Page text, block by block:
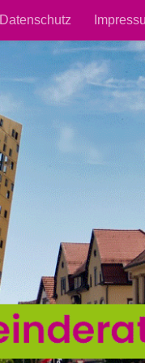
Datenschutz